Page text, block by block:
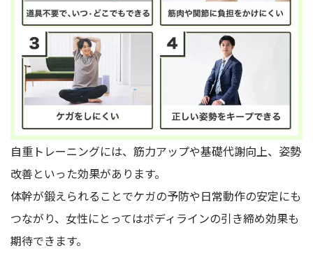
自重トレーニングには、筋力アップや基礎代謝向上、姿勢
改善といった効果があります。
体幹が鍛えられることでケガの予防や日常動作の安定にも
つながり、女性にとってはボディラインの引き締め効果も
期待できます。